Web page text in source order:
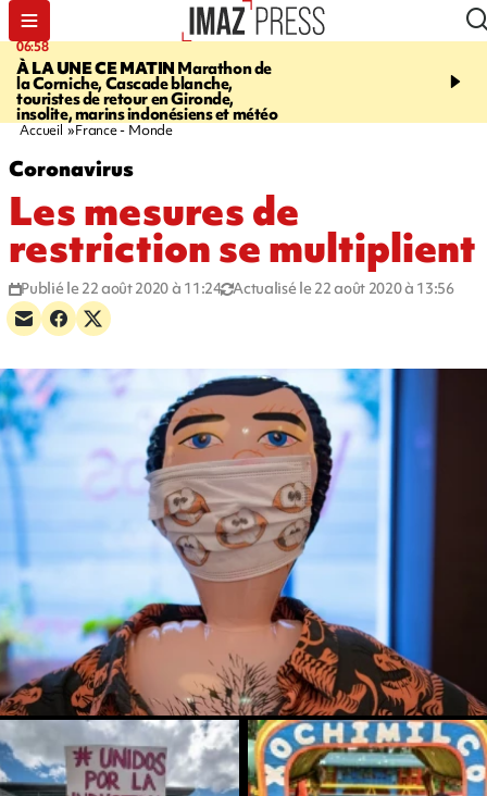
06:58
À LA UNE CE MATIN Marathon de
la Corniche, Cascade blanche,
touristes de retour en Gironde,
insolite, marins indonésiens et météo
09:14
touristes au Porge,
Accueil France - Monde
Coronavirus
Les mesures de
restriction se multiplient
Publié le 22 août 2020 à 11:24 Actualisé le 22 août 2020 à 13:56